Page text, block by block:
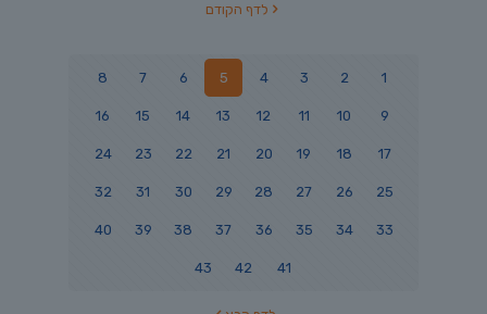
לדף הקודם
1
2
3
4
5
6
7
8
9
10
11
12
13
14
15
16
17
18
19
20
21
22
23
24
25
26
27
28
29
30
31
32
33
34
35
36
37
38
39
40
41
42
43